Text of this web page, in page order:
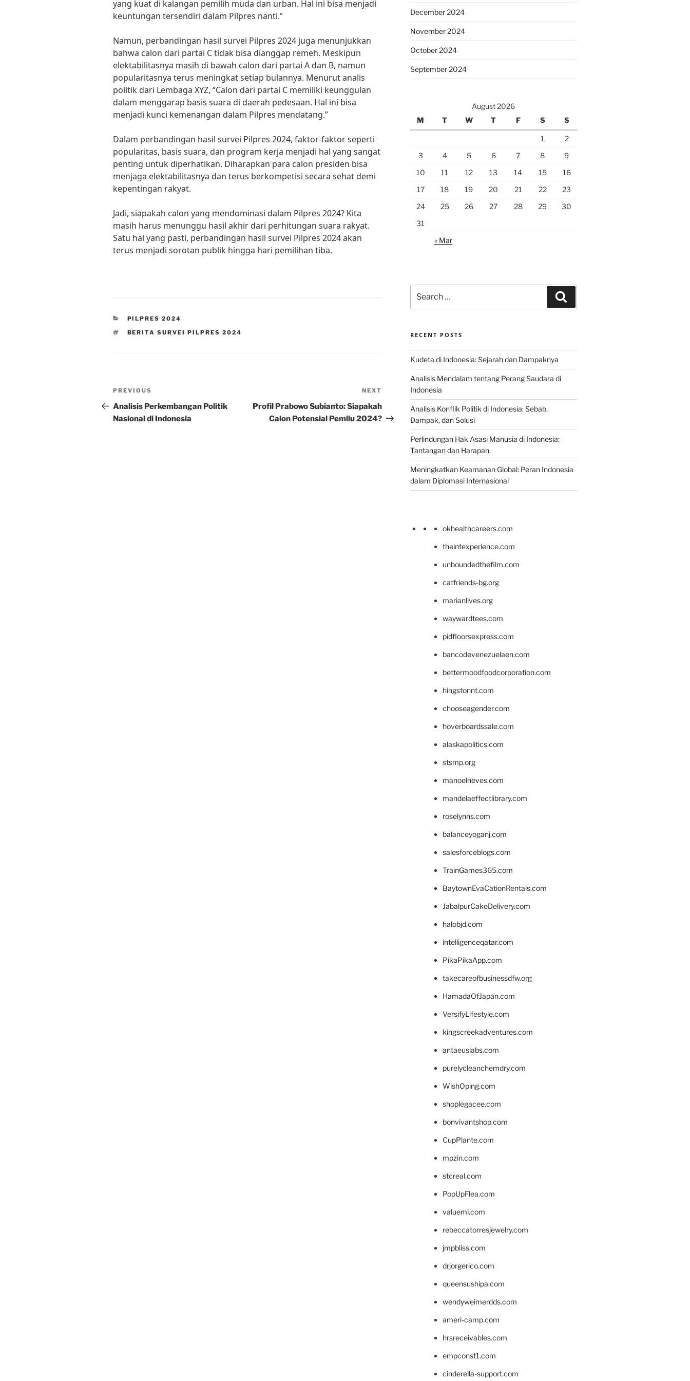
yang kuat di kalangan pemilih muda dan urban. Hal ini bisa menjadi
keuntungan tersendiri dalam Pilpres nanti.”
Namun, perbandingan hasil survei Pilpres 2024 juga menunjukkan
bahwa calon dari partai C tidak bisa dianggap remeh. Meskipun
elektabilitasnya masih di bawah calon dari partai A dan B, namun
popularitasnya terus meningkat setiap bulannya. Menurut analis
politik dari Lembaga XYZ, “Calon dari partai C memiliki keunggulan
dalam menggarap basis suara di daerah pedesaan. Hal ini bisa
menjadi kunci kemenangan dalam Pilpres mendatang.”
Dalam perbandingan hasil survei Pilpres 2024, faktor-faktor seperti
popularitas, basis suara, dan program kerja menjadi hal yang sangat
penting untuk diperhatikan. Diharapkan para calon presiden bisa
menjaga elektabilitasnya dan terus berkompetisi secara sehat demi
kepentingan rakyat.
Jadi, siapakah calon yang mendominasi dalam Pilpres 2024? Kita
masih harus menunggu hasil akhir dari perhitungan suara rakyat.
Satu hal yang pasti, perbandingan hasil survei Pilpres 2024 akan
terus menjadi sorotan publik hingga hari pemilihan tiba.
CATEGORIES
PILPRES 2024
TAGS
BERITA SURVEI PILPRES 2024
Post
navigation
Previous
Post
PREVIOUS
Analisis Perkembangan Politik
Nasional di Indonesia
Post
NEXT
Profil Prabowo Subianto: Siapakah
Calon Potensial Pemilu 2024?
December 2024
November 2024
October 2024
September 2024
August 2026
M
T W T F S S
1
2
3
4 5 6 7 8
9
10
11 12 13 14 15
16
17
18 19 20 21 22
23
24
25 26 27 28 29
30
31
« Mar
for:
RECENT POSTS
Kudeta di Indonesia: Sejarah dan Dampaknya
Analisis Mendalam tentang Perang Saudara di
Indonesia
Analisis Konflik Politik di Indonesia: Sebab,
Dampak, dan Solusi
Perlindungan Hak Asasi Manusia di Indonesia:
Tantangan dan Harapan
Meningkatkan Keamanan Global: Peran Indonesia
dalam Diplomasi Internasional
okhealthcareers.com
theintexperience.com
unboundedthefilm.com
catfriends-bg.org
marianlives.org
waywardtees.com
pidfloorsexpress.com
bancodevenezuelaen.com
bettermoodfoodcorporation.com
hingstonnt.com
chooseagender.com
hoverboardssale.com
alaskapolitics.com
stsmp.org
manoelneves.com
mandelaeffectlibrary.com
roselynns.com
balanceyoganj.com
salesforceblogs.com
TrainGames365.com
BaytownEvaCationRentals.com
JabalpurCakeDelivery.com
halobjd.com
intelligenceqatar.com
PikaPikaApp.com
takecareofbusinessdfw.org
HamadaOfJapan.com
VersifyLifestyle.com
kingscreekadventures.com
antaeuslabs.com
purelycleanchemdry.com
WishOping.com
shoplegacee.com
bonvivantshop.com
CupPlante.com
mpzin.com
stcreal.com
PopUpFlea.com
valueml.com
rebeccatorresjewelry.com
jmpbliss.com
drjorgerico.com
queensushipa.com
wendyweimerdds.com
ameri-camp.com
hrsreceivables.com
empconst1.com
cinderella-support.com